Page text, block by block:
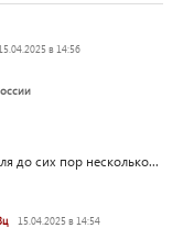
15.04.2025 в 14:56
до сих пор несколько...
15.04.2025 в 14:54